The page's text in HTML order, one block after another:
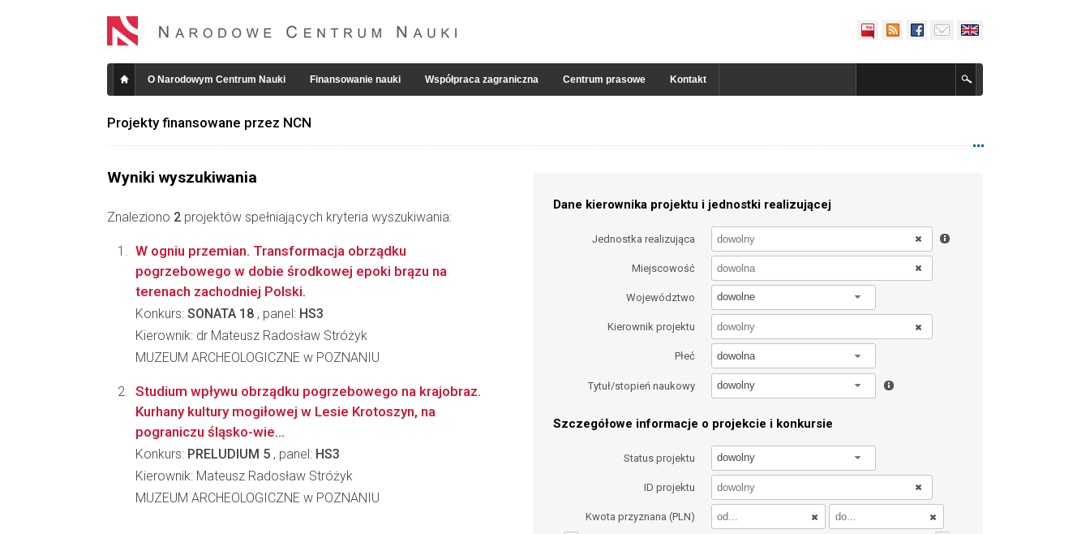
O Narodowym Centrum Nauki Finansowanie nauki Współpraca zagraniczna Centrum prasowe Kontakt
Projekty finansowane przez NCN
Wyniki wyszukiwania
Znaleziono 2 projektów spełniających kryteria wyszukiwania:
Dane kierownika projektu i jednostki realizującej
Jednostka realizująca
Miejscowość
Województwo dowolne
Kierownik projektu
Płeć dowolna
Tytuł/stopień naukowy dowolny
Szczegółowe informacje o projekcie i konkursie
Status projektu dowolny
ID projektu
Kwota przyznana (PLN)
W ogniu przemian. Transformacja obrządku
pogrzebowego w dobie środkowej epoki brązu na
terenach zachodniej Polski.
Konkurs: SONATA 18 , panel: HS3
Kierownik: dr Mateusz Radosław Stróżyk
MUZEUM ARCHEOLOGICZNE w POZNANIU
Studium wpływu obrządku pogrzebowego na krajobraz.
Kurhany kultury mogiłowej w Lesie Krotoszyn, na
pograniczu śląsko-wie...
Konkurs: PRELUDIUM 5 , panel: HS3
Kierownik: Mateusz Radosław Stróżyk
MUZEUM ARCHEOLOGICZNE w POZNANIU